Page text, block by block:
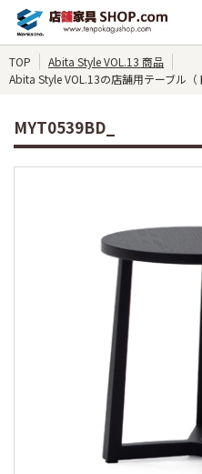
TOP
Abita Style VOL.13 商品
Abita Style VOL.13の店舗用テーブル
MYT0539BD_